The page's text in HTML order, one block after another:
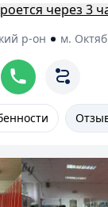
через 3
р-он м.